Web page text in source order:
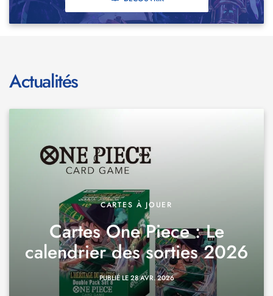
Actualités
CARTES À JOUER
Cartes One Piece : Le
calendrier des sorties 2026
PUBLIÉ LE 28 AVR. 2026